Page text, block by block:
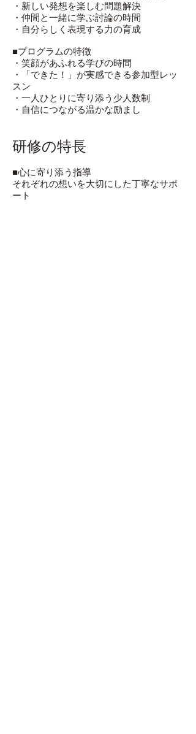
・新しい発想を楽しむ問題解決
・仲間と一緒に学ぶ討論の時間
・自分らしく表現する力の育成
■プログラムの特徴
・笑顔があふれる学びの時間
・「できた！」が実感できる参加型レッ
スン
・一人ひとりに寄り添う少人数制
・自信につながる温かな励まし
研修の特長
■心に寄り添う指導
それぞれの想いを大切にした丁寧なサポ
ート